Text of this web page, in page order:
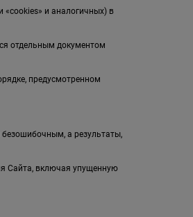
«cookies» и аналогичных) в
отдельным документом
предусмотренном
безошибочным, а результаты,
Сайта, включая упущенную